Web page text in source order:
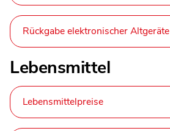
Rückgabe elektronischer Altgeräte
Lebensmittel
Lebensmittelpreise